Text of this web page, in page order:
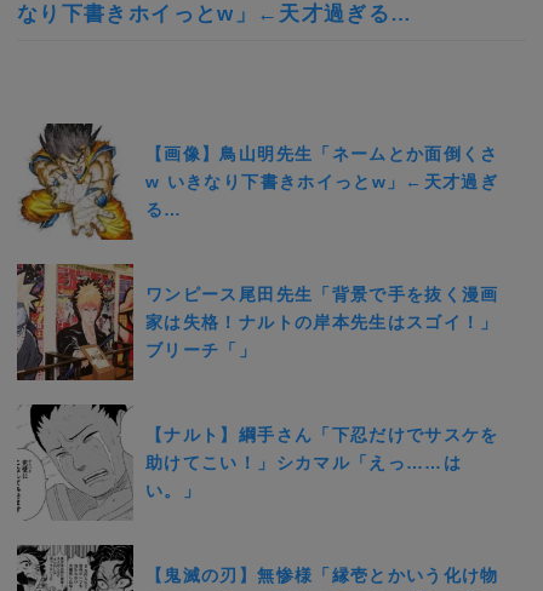
なり下書きホイっとw」←天才過ぎる…
【画像】鳥山明先生「ネームとか面倒くさ
w いきなり下書きホイっとw」←天才過ぎ
る…
ワンピース尾田先生「背景で手を抜く漫画
家は失格！ナルトの岸本先生はスゴイ！」
ブリーチ「」
【ナルト】綱手さん「下忍だけでサスケを
助けてこい！」シカマル「えっ……は
い。」
【鬼滅の刃】無惨様「縁壱とかいう化け物